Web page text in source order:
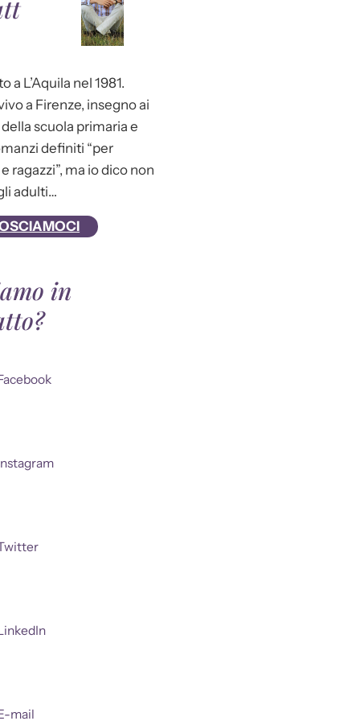
a L’Aquila nel 1981.
a Firenze, insegno ai
scuola primaria e
definiti “per
ragazzi”, ma io dico non
adulti…
in
mail